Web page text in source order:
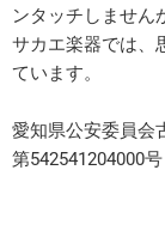
ンタッチしません
サカエ楽器では、
ています。
愛知県公安委員会
第542541204000号